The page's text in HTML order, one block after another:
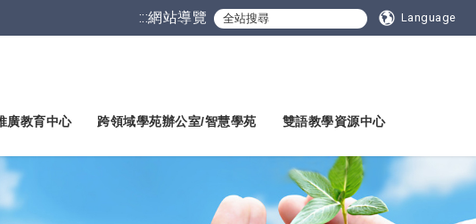
:::網站導覽 Language
廣教育中心 跨領域學苑辦公室/智慧學苑 雙語教學資源中心